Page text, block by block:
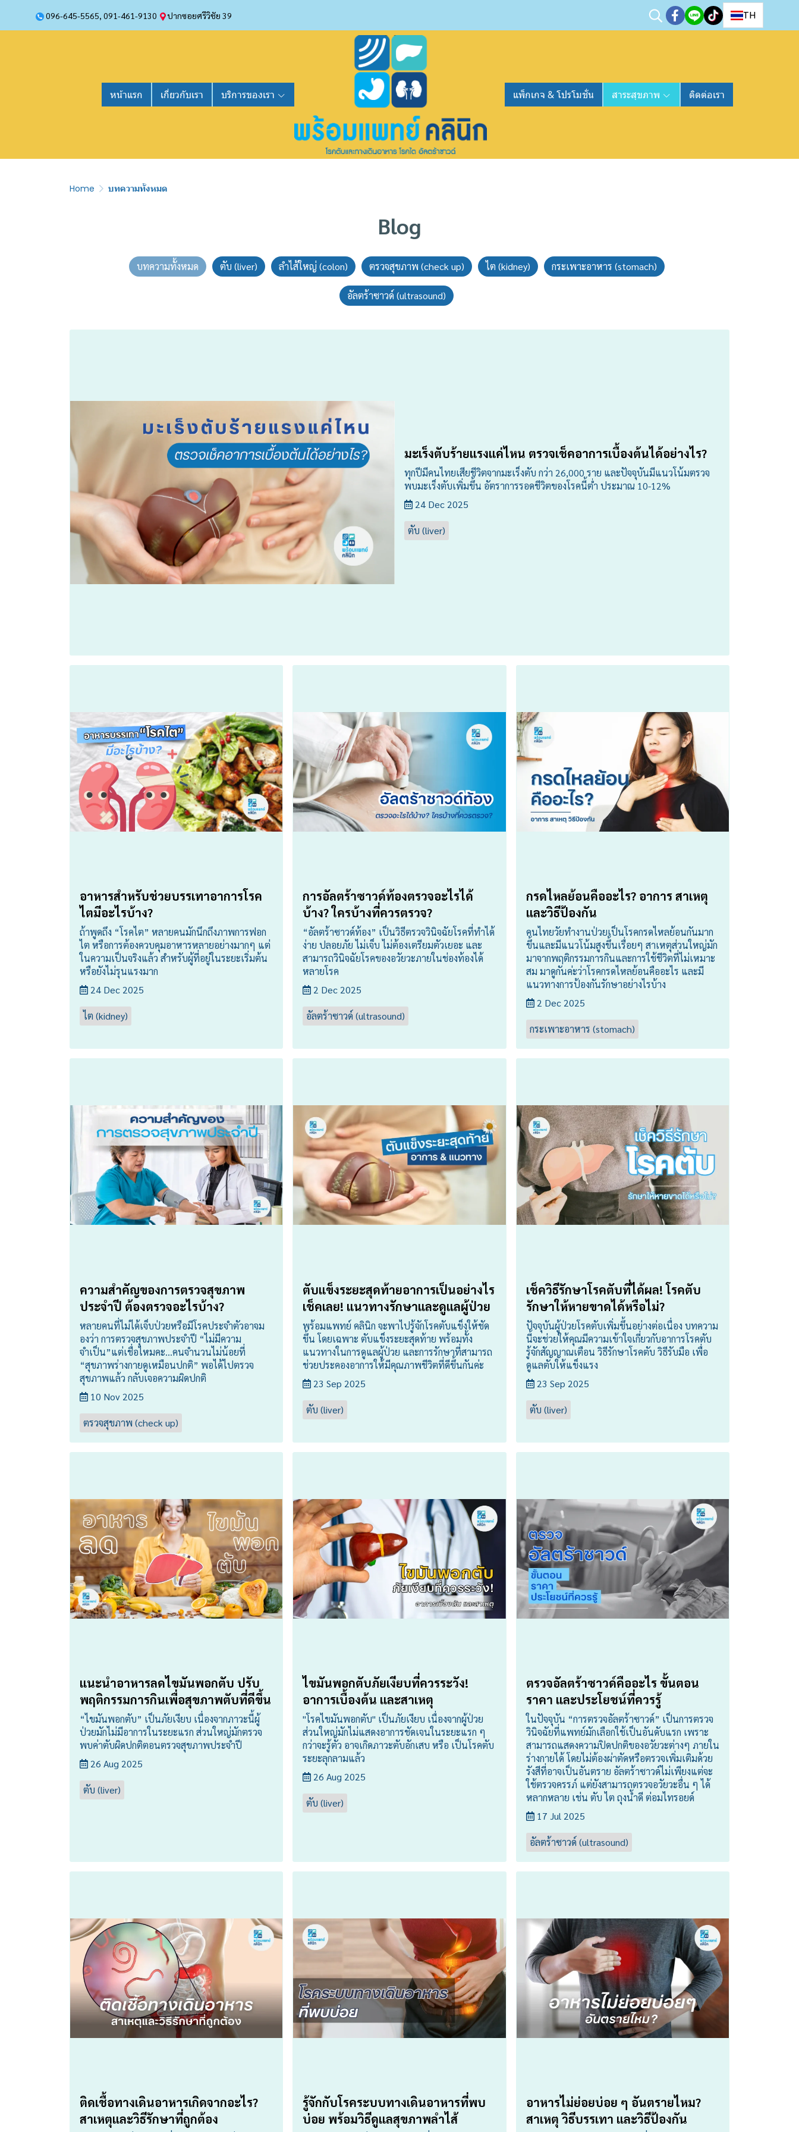
096-645-5565 091-461-9130 ปากซอยศรีวิชัย 39 TH
หน้าแรก เกี่ยวกับเรา บริการของเรา แพ็กเกจ & โปรโมชั่น สาระสุขภาพ ติดต่อเรา
Home บทความทั้งหมด
Blog
บทความทั้งหมด ตับ (liver) ลำไส้ใหญ่ (colon) ตรวจสุขภาพ (check up) ไต (kidney) กระเพาะอาหาร (stomach)
อัลตร้าซาวด์ (ultrasound)
มะเร็งตับร้ายแรงแค่ไหน ตรวจเช็คอาการเบื้องต้นได้อย่างไร?
ทุกปีมีคนไทยเสียชีวิตจากมะเร็งตับ กว่า 26,000 ราย และปัจจุบันมีแนวโน้มตรวจ
พบมะเร็งตับเพิ่มขึ้น อัตราการรอดชีวิตของโรคนี้ต่ำ ประมาณ 10-12%
24 Dec 2025
ตับ (liver)
อาหารสำหรับช่วยบรรเทาอาการโรค
ไตมีอะไรบ้าง?
ถ้าพูดถึง “โรคไต” หลายคนมักนึกถึงภาพการฟอก
ไต หรือการต้องควบคุมอาหารหลายอย่างมากๆ แต่
ในความเป็นจริงแล้ว สำหรับผู้ที่อยู่ในระยะเริ่มต้น
หรือยังไม่รุนแรงมาก
24 Dec 2025
ไต (kidney)
การอัลตร้าซาวด์ท้องตรวจอะไรได้
บ้าง? ใครบ้างที่ควรตรวจ?
“อัลตร้าซาวด์ท้อง” เป็นวิธีตรวจวินิจฉัยโรคที่ทำได้
ง่าย ปลอยภัย ไม่เจ็บ ไม่ต้องเตรียมตัวเยอะ และ
สามารถวินิจฉัยโรคของอวัยวะภายในช่องท้องได้
หลายโรค
2 Dec 2025
อัลตร้าซาวด์ (ultrasound)
กรดไหลย้อนคืออะไร? อาการ สาเหตุ
และวิธีป้องกัน
คนไทยวัยทำงานป่วยเป็นโรคกรดไหลย้อนกันมาก
ขึ้นและมีแนวโน้มสูงขึ้นเรื่อยๆ สาเหตุส่วนใหญ่มัก
มาจากพฤติกรรมการกินและการใช้ชีวิตที่ไม่เหมาะ
สม มาดูกันค่ะว่าโรคกรดไหลย้อนคืออะไร และมี
แนวทางการป้องกันรักษาอย่างไรบ้าง
2 Dec 2025
กระเพาะอาหาร (stomach)
ความสำคัญของการตรวจสุขภาพ
ประจำปี ต้องตรวจอะไรบ้าง?
หลายคนที่ไม่ได้เจ็บป่วยหรือมีโรคประจำตัวอาจม
องว่า การตรวจสุขภาพประจำปี “ไม่มีความ
จำเป็น”แต่เชื่อไหมคะ…คนจำนวนไม่น้อยที่
“สุขภาพร่างกายดูเหมือนปกติ” พอได้ไปตรวจ
สุขภาพแล้ว กลับเจอความผิดปกติ
10 Nov 2025
ตรวจสุขภาพ (check up)
ตับแข็งระยะสุดท้ายอาการเป็นอย่างไร
เช็คเลย! แนวทางรักษาและดูแลผู้ป่วย
พร้อมแพทย์ คลินิก จะพาไปรู้จักโรคตับแข็งให้ชัด
ขึ้น โดยเฉพาะ ตับแข็งระยะสุดท้าย พร้อมทั้ง
แนวทางในการดูแลผู้ป่วย และการรักษาที่สามารถ
ช่วยประคองอาการให้มีคุณภาพชีวิตที่ดีขึ้นกันค่ะ
23 Sep 2025
ตับ (liver)
เช็ควิธีรักษาโรคตับที่ได้ผล! โรคตับ
รักษาให้หายขาดได้หรือไม่?
ปัจจุบันผู้ป่วยโรคตับเพิ่มขึ้นอย่างต่อเนื่อง บทความ
นี้จะช่วยให้คุณมีความเข้าใจเกี่ยวกับอาการโรคตับ
รู้จักสัญญาณเตือน วิธีรักษาโรคตับ วิธีรับมือ เพื่อ
ดูแลตับให้แข็งแรง
23 Sep 2025
ตับ (liver)
แนะนำอาหารลดไขมันพอกตับ ปรับ
พฤติกรรมการกินเพื่อสุขภาพตับที่ดีขึ้น
“ไขมันพอกตับ” เป็นภัยเงียบ เนื่องจากภาวะนี้ผู้
ป่วยมักไม่มีอาการในระยะแรก ส่วนใหญ่มักตรวจ
พบค่าตับผิดปกติตอนตรวจสุขภาพประจำปี
26 Aug 2025
ตับ (liver)
ไขมันพอกตับภัยเงียบที่ควรระวัง!
อาการเบื้องต้น และสาเหตุ
"โรคไขมันพอกตับ" เป็นภัยเงียบ เนื่องจากผู้ป่วย
ส่วนใหญ่มักไม่แสดงอาการชัดเจนในระยะแรก ๆ
กว่าจะรู้ตัว อาจเกิดภาวะตับอักเสบ หรือ เป็นโรคตับ
ระยะลุกลามแล้ว
26 Aug 2025
ตับ (liver)
ตรวจอัลตร้าซาวด์คืออะไร ขั้นตอน
ราคา และประโยชน์ที่ควรรู้
ในปัจจุบัน “การตรวจอัลตร้าซาวด์” เป็นการตรวจ
วินิจฉัยที่แพทย์มักเลือกใช้เป็นอันดับแรก เพราะ
สามารถแสดงความปิดปกติของอวัยวะต่างๆ ภายใน
ร่างกายได้ โดยไม่ต้องผ่าตัดหรือตรวจเพิ่มเติมด้วย
รังสีที่อาจเป็นอันตราย อัลตร้าซาวด์ไม่เพียงแต่จะ
ใช้ตรวจครรภ์ แต่ยังสามารถตรวจอวัยวะอื่น ๆ ได้
หลากหลาย เช่น ตับ ไต ถุงน้ำดี ต่อมไทรอยด์
17 Jul 2025
อัลตร้าซาวด์ (ultrasound)
ติดเชื้อทางเดินอาหารเกิดจากอะไร?
สาเหตุและวิธีรักษาที่ถูกต้อง
รู้จักกับโรคระบบทางเดินอาหารที่พบ
บ่อย พร้อมวิธีดูแลสุขภาพลำไส้
อาหารไม่ย่อยบ่อย ๆ อันตรายไหม?
สาเหตุ วิธีบรรเทา และวิธีป้องกัน